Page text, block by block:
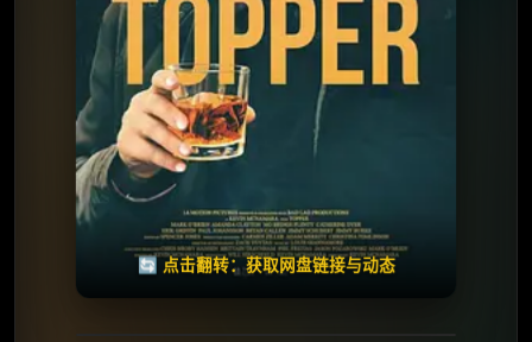
🔄 点击翻转：获取网盘链接与动态
失效请反馈
🧧️
天天领红包